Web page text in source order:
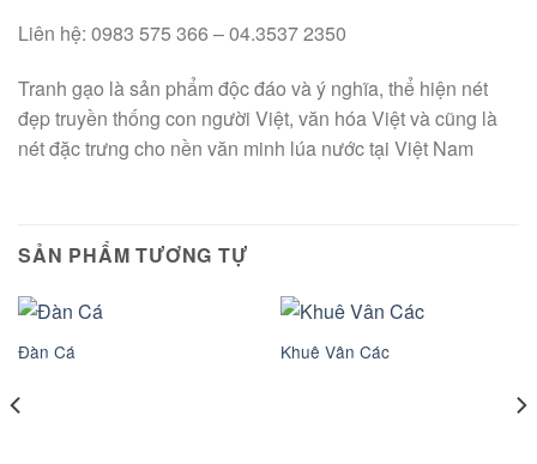
Liên hệ: 0983 575 366 – 04.3537 2350
Tranh gạo là sản phẩm độc đáo và ý nghĩa, thể hiện nét
đẹp truyền thống con người Việt, văn hóa Việt và cũng là
nét đặc trưng cho nền văn minh lúa nước tại Việt Nam
SẢN PHẨM TƯƠNG TỰ
Đàn Cá Khuê Vân Các